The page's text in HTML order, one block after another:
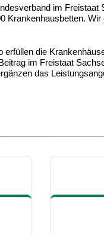
im Freistaat
die
im Freistaat
das